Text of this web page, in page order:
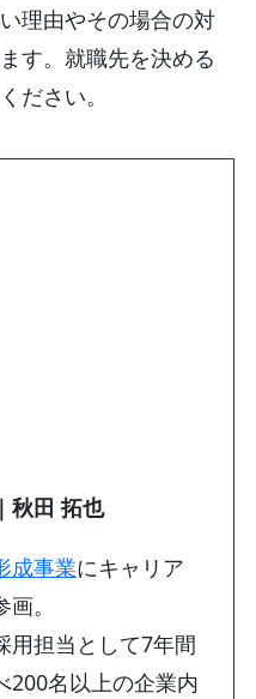
理由やその場合の対
す。就職先を決める
ださい。
秋田 拓也
成事業にキャリア
。
用担当として7年間
200名以上の企業内